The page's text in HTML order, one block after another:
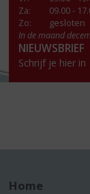
Za:
09.00 -
Zo:
gesloten
In de maand
NIEUWSBRIEF
Schrijf je hier in
Home